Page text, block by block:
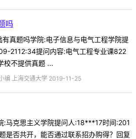
吗
真题吗学院:电子信息与电气工程学院提
2112:34提问内容:电气工程专业课822
校不提供真题 ...
编 上海交通大学 2019-11-25
:马克思主义学院提问人:18***17时间:201
是否共开，能否通过联系招办购得？回复